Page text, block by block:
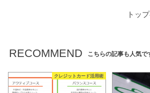
トッ
RECOMMEND こちらの記事も人気で
クレジットカード活用術